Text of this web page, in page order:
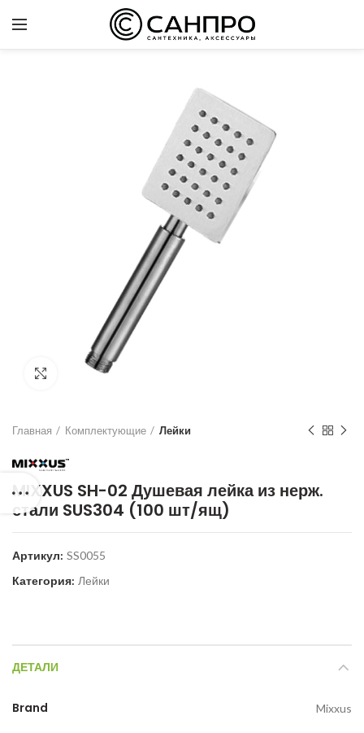
Нажмите для увеличения
Главная Комплектующие Лейки
MIXXUS SH-02 Душевая лейка из нерж.
стали SUS304 (100 шт/ящ)
Артикул: SS0055
Категория: Лейки
ДЕТАЛИ
Brand Mixxus